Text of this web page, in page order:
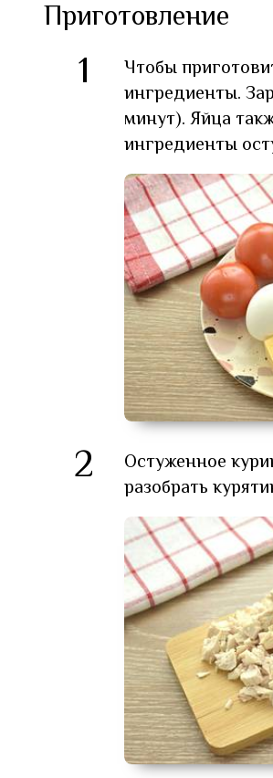
Приготовление
1
Чтобы
ингредиенты.
минут). Яйца
ингредиенты
2
Остуженное
разобрать